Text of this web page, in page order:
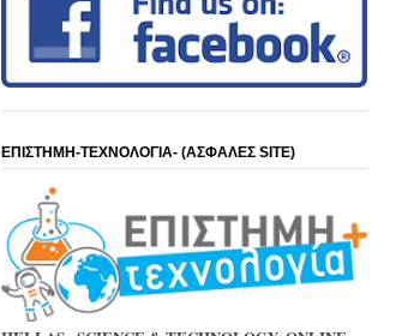
ΕΠΙΣΤΗΜΗ-ΤΕΧΝΟΛΟΓΙΑ- (ΑΣΦΑΛΕΣ SITE)